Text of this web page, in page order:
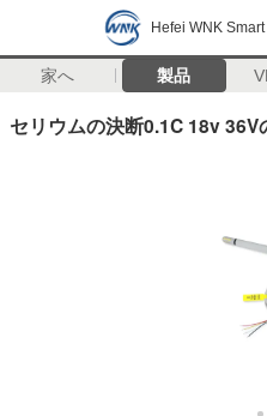
Hefei WNK
家へ 製品
セリウムの決断0.1C 18v